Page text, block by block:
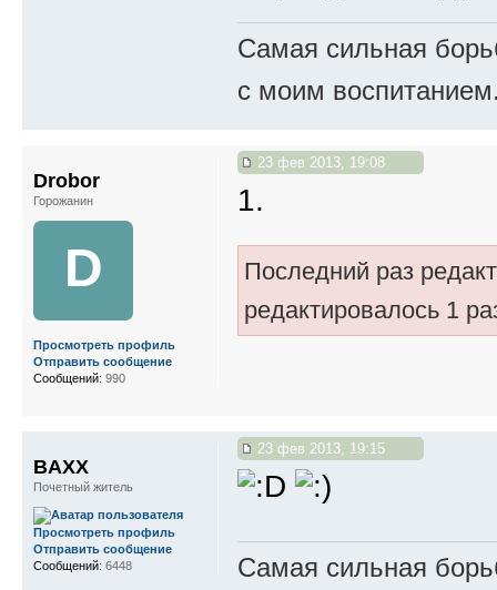
Самая сильная
с моим
23 фев 2013, 19:08
1.
Последний раз
редактировалось 1
Drobor
Горожанин
D
Просмотреть профиль
Отправить сообщение
Сообщений: 990
23 фев 2013, 19:15
Самая сильная
BAXX
Почетный житель
Просмотреть профиль
Отправить сообщение
Сообщений: 6448